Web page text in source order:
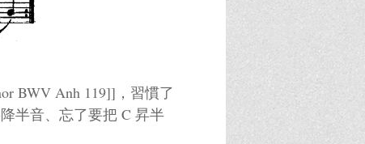
BWV Anh 119]]，習慣了
半音、忘了要把 C 昇半